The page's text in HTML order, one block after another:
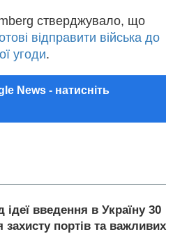
введення в Україну 30
портів та важливих
стверджувало, що
відправити війська до
угоди.
News - натисніть